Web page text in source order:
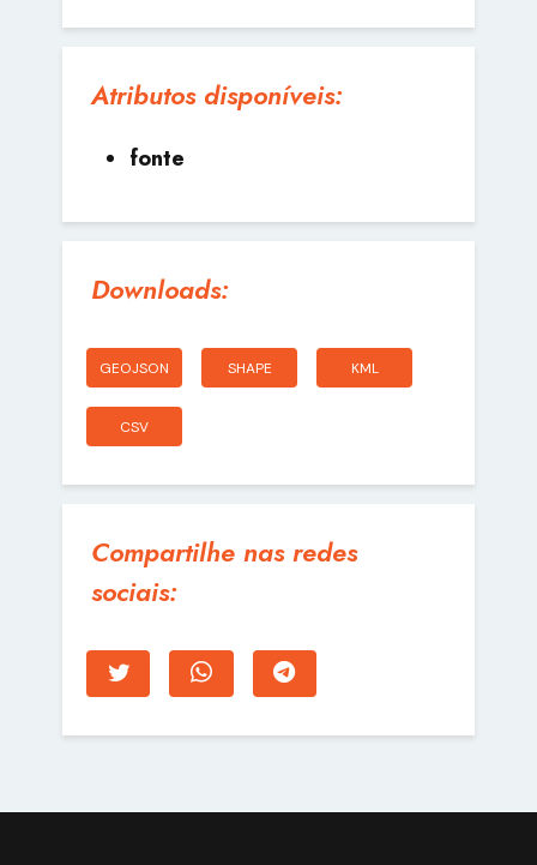
Atributos disponíveis:
fonte
Downloads:
GEOJSON SHAPE KML
CSV
Compartilhe nas redes
sociais: